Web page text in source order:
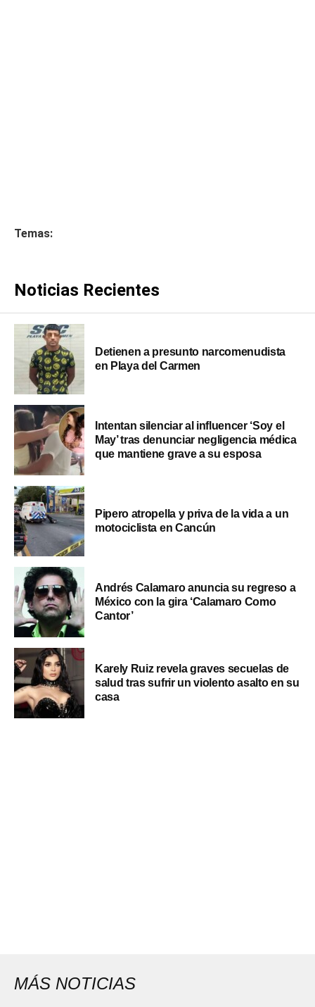
Temas:
Noticias Recientes
Detienen a presunto narcomenudista
en Playa del Carmen
Intentan silenciar al influencer ‘Soy el
May’ tras denunciar negligencia médica
que mantiene grave a su esposa
Pipero atropella y priva de la vida a un
motociclista en Cancún
Andrés Calamaro anuncia su regreso a
México con la gira ‘Calamaro Como
Cantor’
Karely Ruiz revela graves secuelas de
salud tras sufrir un violento asalto en su
casa
MÁS NOTICIAS